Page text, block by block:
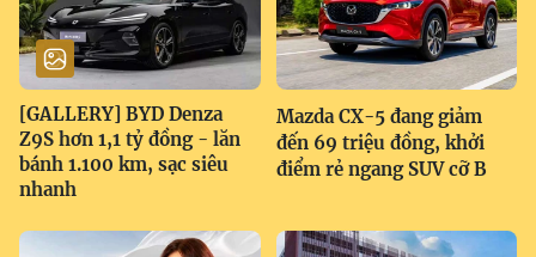
[GALLERY] BYD Denza
Z9S hơn 1,1 tỷ đồng - lăn
bánh 1.100 km, sạc siêu
nhanh
Mazda CX-5 đang giảm
đến 69 triệu đồng, khởi
điểm rẻ ngang SUV cỡ B